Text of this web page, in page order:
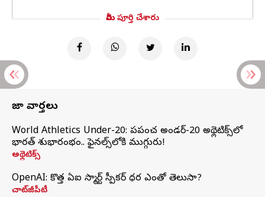
మీరు పూర్తి చేశారు
తాజా వార్తలు
World Athletics Under-20: ప్రపంచ అండర్-20 అథ్లెటిక్స్‌లో
భారత్‌ శుభారంభం.. ఫైనల్స్‌లోకి ముగ్గురు!
అథ్లెటిక్స్
OpenAI: కొత్త ఏఐ స్మార్ట్ స్పీకర్ ధర ఎంతో తెలుసా?
చాట్‌జీపీటీ